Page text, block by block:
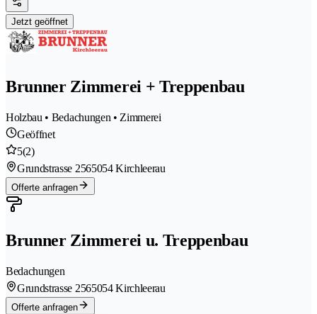
Jetzt geöffnet
Brunner Zimmerei + Treppenbau
Holzbau • Bedachungen • Zimmerei
Geöffnet
5(2)
Grundstrasse 2565054 Kirchleerau
Offerte anfragen
Brunner Zimmerei u. Treppenbau
Bedachungen
Grundstrasse 2565054 Kirchleerau
Offerte anfragen